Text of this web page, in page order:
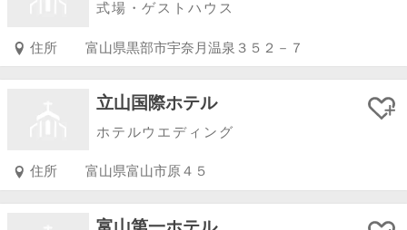
式場・ゲストハウス
住所 富山県黒部市宇奈月温泉３５２－７
立山国際ホテル
ホテルウエディング
住所 富山県富山市原４５